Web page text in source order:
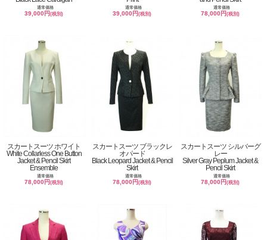
通常価格
39,000円(税別)
通常価格
39,000円(税別)
通常価格
78,000円(税別)
スカートスーツ ホワイト
White Collarless One Button
Jacket & Pencil Skirt
Ensemble
通常価格
78,000円(税別)
スカートスーツ ブラックレ
オパード
Black Leopard Jacket & Pencil
Skirt
通常価格
78,000円(税別)
スカートスーツ シルバーグ
レー
Silver Gray Peplum Jacket &
Pencil Skirt
通常価格
78,000円(税別)